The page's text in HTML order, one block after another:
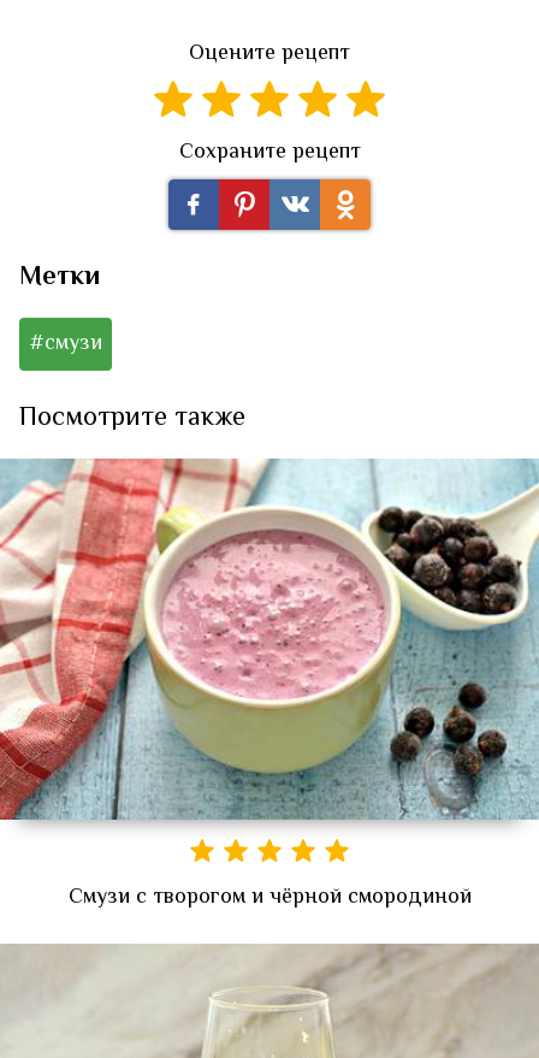
Оцените рецепт
Сохраните рецепт
Метки
#смузи
Посмотрите также
Смузи с творогом и чёрной смородиной